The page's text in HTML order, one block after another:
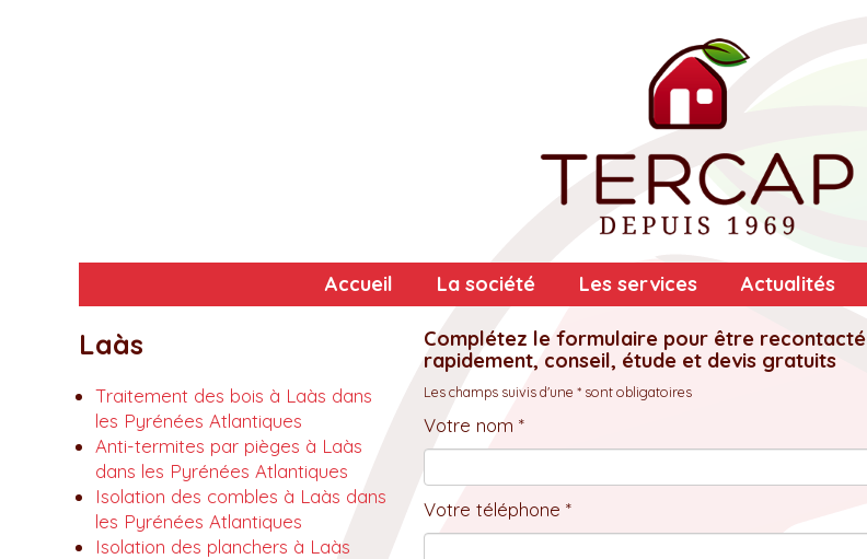
Accueil La société Les services Actualités
Laàs
Traitement des bois à Laàs dans
les Pyrénées Atlantiques
Anti-termites par pièges à Laàs
dans les Pyrénées Atlantiques
Isolation des combles à Laàs dans
les Pyrénées Atlantiques
Isolation des planchers à Laàs
Complétez le formulaire pour être recontacté
rapidement, conseil, étude et devis gratuits
Les champs suivis d'une * sont obligatoires
Votre nom *
Votre téléphone *